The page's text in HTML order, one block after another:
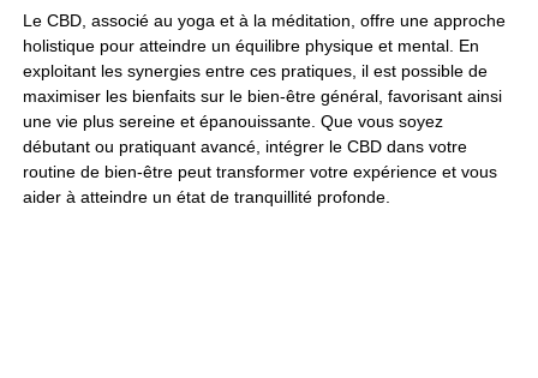
Le CBD, associé au yoga et à la méditation, offre une approche
holistique pour atteindre un équilibre physique et mental. En
exploitant les synergies entre ces pratiques, il est possible de
maximiser les bienfaits sur le bien-être général, favorisant ainsi
une vie plus sereine et épanouissante. Que vous soyez
débutant ou pratiquant avancé, intégrer le CBD dans votre
routine de bien-être peut transformer votre expérience et vous
aider à atteindre un état de tranquillité profonde.